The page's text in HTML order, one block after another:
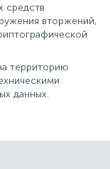
средств
вторжений,
территорию
данных.